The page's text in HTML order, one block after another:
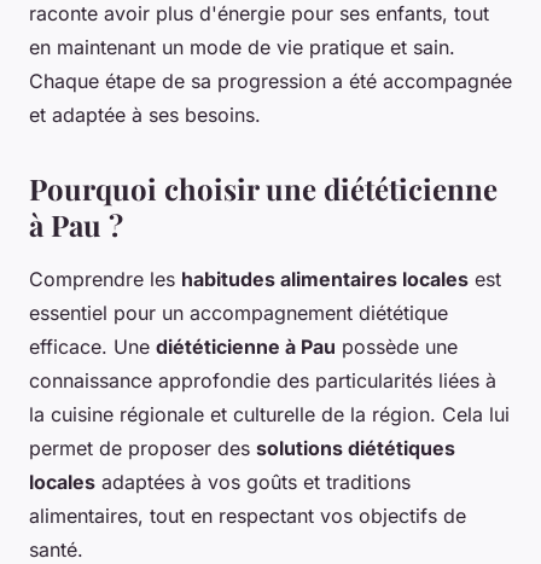
raconte avoir plus d'énergie pour ses enfants, tout
en maintenant un mode de vie pratique et sain.
Chaque étape de sa progression a été accompagnée
et adaptée à ses besoins.
Pourquoi choisir une diététicienne
à Pau ?
Comprendre les habitudes alimentaires locales est
essentiel pour un accompagnement diététique
efficace. Une diététicienne à Pau possède une
connaissance approfondie des particularités liées à
la cuisine régionale et culturelle de la région. Cela lui
permet de proposer des solutions diététiques
locales adaptées à vos goûts et traditions
alimentaires, tout en respectant vos objectifs de
santé.